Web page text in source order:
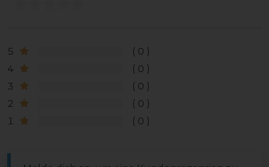
5
0
4
0
3
0
2
0
1
0